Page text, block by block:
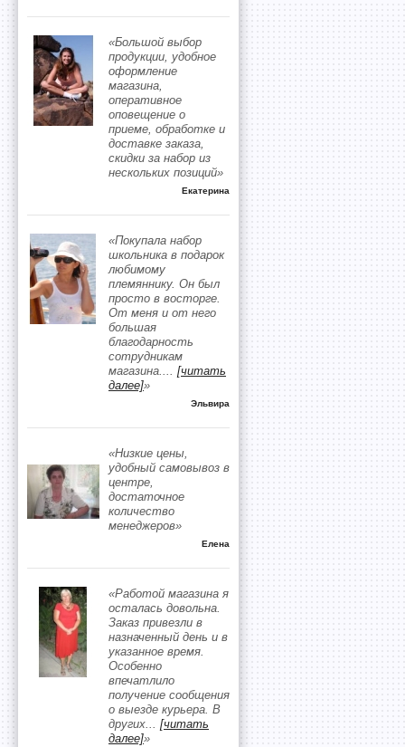
«Большой выбор
продукции, удобное
оформление
магазина,
оперативное
оповещение о
приеме, обработке и
доставке заказа,
скидки за набор из
нескольких позиций»
Екатерина
«Покупала набор
школьника в подарок
любимому
племяннику. Он был
просто в восторге.
От меня и от него
большая
благодарность
сотрудникам
магазина.... [читать
далее]»
Эльвира
«Низкие цены,
удобный самовывоз в
центре,
достаточное
количество
менеджеров»
Елена
«Работой магазина я
осталась довольна.
Заказ привезли в
назначенный день и в
указанное время.
Особенно
впечатлило
получение сообщения
о выезде курьера. В
других... [читать
далее]»